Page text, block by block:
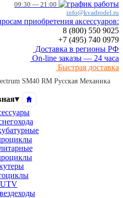
09:30 — 21:00
info@kvadrodel.ru
приобретения аксессуаров:
8 (800) 550 9025
+7 (495) 740 0979
Доставка в регионы РФ
On-line заказы — 24 часа
Быстрая доставка
SM40 RM Русская Механика
▾
UTV